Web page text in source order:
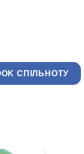
СПІЛЬНОТУ